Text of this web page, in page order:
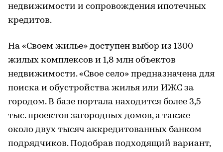
недвижимости и сопровождения ипотечных
кредитов.
На «Своем жилье» доступен выбор из 1300
жилых комплексов и 1,8 млн объектов
недвижимости. «Свое село» предназначена для
поиска и обустройства жилья или ИЖС за
городом. В базе портала находится более 3,5
тыс. проектов загородных домов, а также
около двух тысяч аккредитованных банком
подрядчиков. Подобрав подходящий вариант,